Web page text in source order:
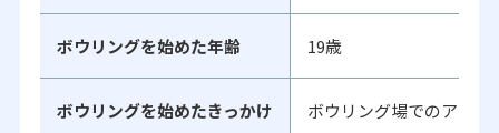
ボウリングを始めた年齢 19歳
ボウリングを始めたきっかけ ボウリング場でのアルバ